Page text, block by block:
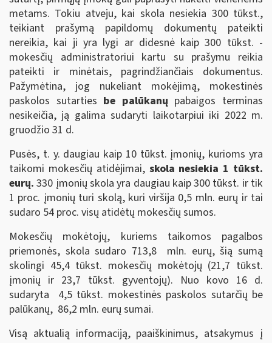
metams. Tokiu atveju, kai skola nesiekia 300 tūkst.,
teikiant prašymą papildomų dokumentų pateikti
nereikia, kai ji yra lygi ar didesnė kaip 300 tūkst. -
mokesčių administratoriui kartu su prašymu reikia
pateikti ir minėtais, pagrindžiančiais dokumentus.
Pažymėtina, jog nukeliant mokėjimą, mokestinės
paskolos sutarties be palūkanų pabaigos terminas
nesikeičia, ją galima sudaryti laikotarpiui iki 2022 m.
gruodžio 31 d.
Pusės, t. y. daugiau kaip 10 tūkst. įmonių, kurioms yra
taikomi mokesčių atidėjimai, skola nesiekia 1 tūkst.
eurų. 330 įmonių skola yra daugiau kaip 300 tūkst. ir tik
1 proc. įmonių turi skolą, kuri viršija 0,5 mln. eurų ir tai
sudaro 54 proc. visų atidėtų mokesčių sumos.
Mokesčių mokėtojų, kuriems taikomos pagalbos
priemonės, skola sudaro 713,8 mln. eurų, šią sumą
skolingi 45,4 tūkst. mokesčių mokėtojų (21,7 tūkst.
įmonių ir 23,7 tūkst. gyventojų). Nuo kovo 16 d.
sudaryta 4,5 tūkst. mokestinės paskolos sutarčių be
palūkanų, 86,2 mln. eurų sumai.
Visą aktualią informaciją, paaiškinimus, atsakymus į